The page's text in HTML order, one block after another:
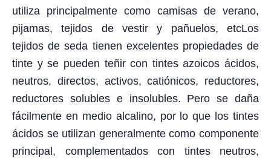
utiliza principalmente como camisas de verano,
pijamas, tejidos de vestir y pañuelos, etcLos
tejidos de seda tienen excelentes propiedades de
tinte y se pueden teñir con tintes azoicos ácidos,
neutros, directos, activos, catiónicos, reductores,
reductores solubles e insolubles. Pero se daña
fácilmente en medio alcalino, por lo que los tintes
ácidos se utilizan generalmente como componente
principal, complementados con tintes neutros,